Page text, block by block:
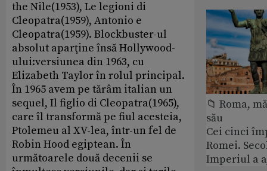
the Nile(1953), Le legioni di
Cleopatra(1959), Antonio e
Cleopatra(1959). Blockbuster-ul
absolut aparţine însă Hollywood-
ului:versiunea din 1963, cu
Elizabeth Taylor în rolul principal.
În 1965 avem pe tărâm italian un
sequel, Il figlio di Cleopatra(1965),
care îl transformă pe fiul acesteia,
Ptolemeu al XV-lea, într-un fel de
Robin Hood egiptean. În
următoarele două decenii se
📁 Roma,
său
Cei cinci
Romei.
Imperiul a